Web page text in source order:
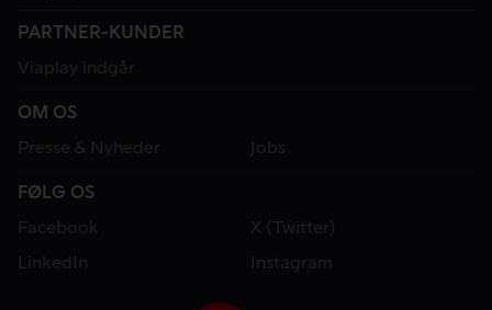
PARTNER-KUNDER
Viaplay indgår
OM OS
Presse & Nyheder
Jobs
FØLG OS
Facebook
X (Twitter)
LinkedIn
Instagram